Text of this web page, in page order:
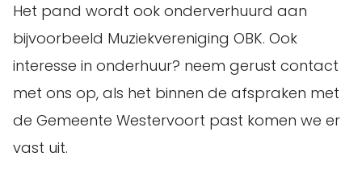
Het pand wordt ook onderverhuurd aan
bijvoorbeeld Muziekvereniging OBK. Ook
interesse in onderhuur? neem gerust contact
met ons op, als het binnen de afspraken met
de Gemeente Westervoort past komen we er
vast uit.